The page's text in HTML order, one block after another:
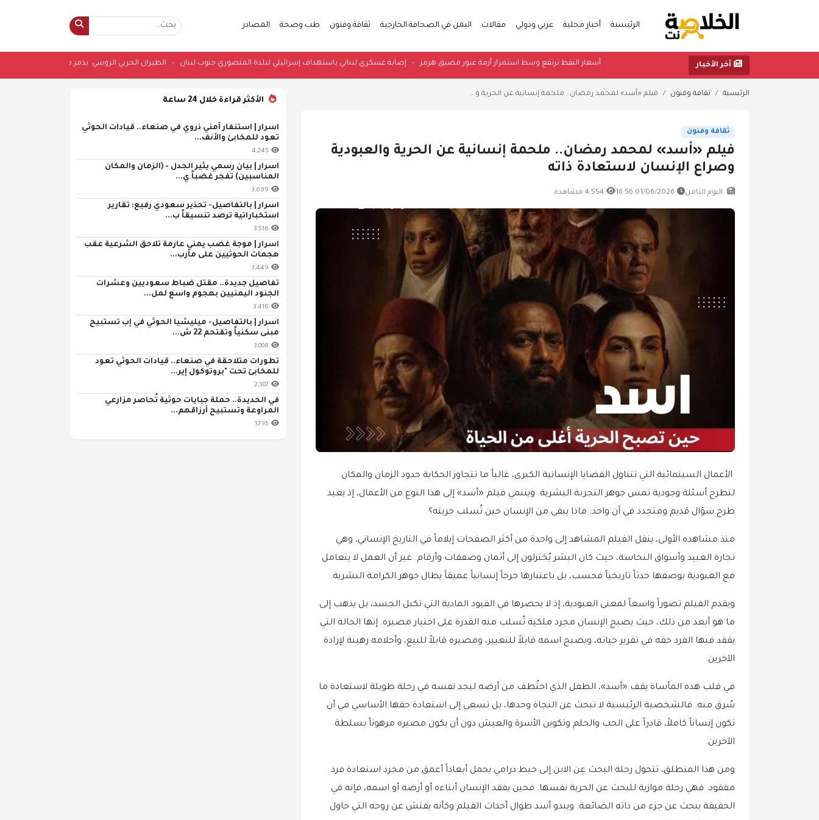
الرئيسية أخبار محلية عربي ودولي مقالات اليمن في الصحافة الخارجية ثقافة وفنون طب وصحة المصادر
آخر الأخبار أسعار النفط ترتفع وسط استمرار أزمة عبور مضيق هرمز •إصابة عسكري لبناني باستهداف إسرائيلي لبلدة المنصوري جنوب لبنان •الطيران الحربي الروسي يدمر
الرئيسية ثقافة وفنون فيلم «أسد» لمحمد رمضان.. ملحمة إنسانية عن الحرية و...
ثقافة وفنون
فيلم «أسد» لمحمد رمضان.. ملحمة إنسانية عن الحرية والعبودية
وصراع الإنسان لاستعادة ذاته
اليوم الثامن 01/06/2026 16:56 4,554 مشاهدة
الأعمال السينمائية التي تتناول القضايا الإنسانية الكبرى، غالباً ما تتجاوز الحكاية حدود الزمان والمكان
لتطرح أسئلة وجودية تمس جوهر التجربة البشرية. وينتمي فيلم «أسد» إلى هذا النوع من الأعمال، إذ يعيد
طرح سؤال قديم ومتجدد في آن واحد: ماذا يبقى من الإنسان حين تُسلب حريته؟
منذ مشاهده الأولى، ينقل الفيلم المشاهد إلى واحدة من أكثر الصفحات إيلاماً في التاريخ الإنساني، وهي
تجارة العبيد وأسواق النخاسة، حيث كان البشر يُختزلون إلى أثمان وصفقات وأرقام. غير أن العمل لا يتعامل
مع العبودية بوصفها حدثاً تاريخياً فحسب، بل باعتبارها جرحاً إنسانياً عميقاً يطال جوهر الكرامة البشرية.
ويقدم الفيلم تصوراً واسعاً لمعنى العبودية، إذ لا يحصرها في القيود المادية التي تكبل الجسد، بل يذهب إلى
ما هو أبعد من ذلك، حيث يصبح الإنسان مجرد ملكية تُسلب منه القدرة على اختيار مصيره. إنها الحالة التي
يفقد فيها الفرد حقه في تقرير حياته، ويصبح اسمه قابلاً للتغيير، ومصيره قابلاً للبيع، وأحلامه رهينة لإرادة
الآخرين.
في قلب هذه المأساة يقف «أسد»، الطفل الذي اختُطف من أرضه ليجد نفسه في رحلة طويلة لاستعادة ما
سُرق منه. فالشخصية الرئيسية لا تبحث عن النجاة وحدها، بل تسعى إلى استعادة حقها الأساسي في أن
تكون إنساناً كاملاً، قادراً على الحب والحلم وتكوين الأسرة والعيش دون أن يكون مصيره مرهوناً بسلطة
الآخرين.
ومن هذا المنطلق، تتحول رحلة البحث عن الابن إلى خيط درامي يحمل أبعاداً أعمق من مجرد استعادة فرد
مفقود. فهي رحلة موازية للبحث عن الحرية نفسها. فحين يفقد الإنسان أبناءه أو أرضه أو اسمه، فإنه في
الحقيقة يبحث عن جزء من ذاته الضائعة. ويبدو أسد طوال أحداث الفيلم وكأنه يفتش عن روحه التي حاول
الأكثر قراءة خلال 24 ساعة
اسرار | استنفار أمني ذروي في صنعاء.. قيادات الحوثي
تعود للمخابئ والأنف...
4,245
اسرار | بيان رسمي يثير الجدل - (الزمان والمكان
المناسبين) تفجر غضباً ي...
3,699
اسرار | بالتفاصيل- تحذير سعودي رفيع: تقارير
استخباراتية ترصد تنسيقاً ب...
3,516
اسرار | موجة غضب يمني عارمة تلاحق الشرعية عقب
هجمات الحوثيين على مأرب...
3,449
تفاصيل جديدة.. مقتل ضباط سعوديين وعشرات
الجنود اليمنيين بهجوم واسع لمل...
3,416
اسرار | بالتفاصيل- ميليشيا الحوثي في إب تستبيح
مبنى سكنياً وتقتحم 22 ش...
3,008
تطورات متلاحقة في صنعاء.. قيادات الحوثي تعود
للمخابئ تحت "بروتوكول إير...
2,307
في الحديدة.. حملة جبايات حوثية تُحاصر مزارعي
المراوعة وتستبيح أرزاقهم...
1,735